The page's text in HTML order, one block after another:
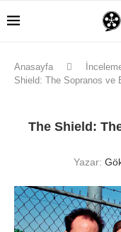
Anasayfa
Shield: The Sopranos ve
The Shield:
Yazar: